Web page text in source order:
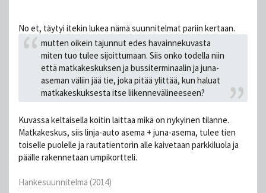
No et, täytyi itekin lukea nämä suunnitelmat pariin kertaan.
mutten oikein tajunnut edes havainnekuvasta
miten tuo tulee sijoittumaan. Siis onko todella niin
että matkakeskuksen ja bussiterminaalin ja juna-
aseman väliin jää tie, joka pitää ylittää, kun haluat
matkakeskuksesta itse liikennevälineeseen?
Kuvassa keltaisella koitin laittaa mikä on nykyinen tilanne.
Matkakeskus, siis linja-auto asema + juna-asema, tulee tien
toiselle puolelle ja rautatientorin alle kaivetaan parkkiluola ja
päälle rakennetaan umpikortteli.
Hankesuunnitelma (2014)